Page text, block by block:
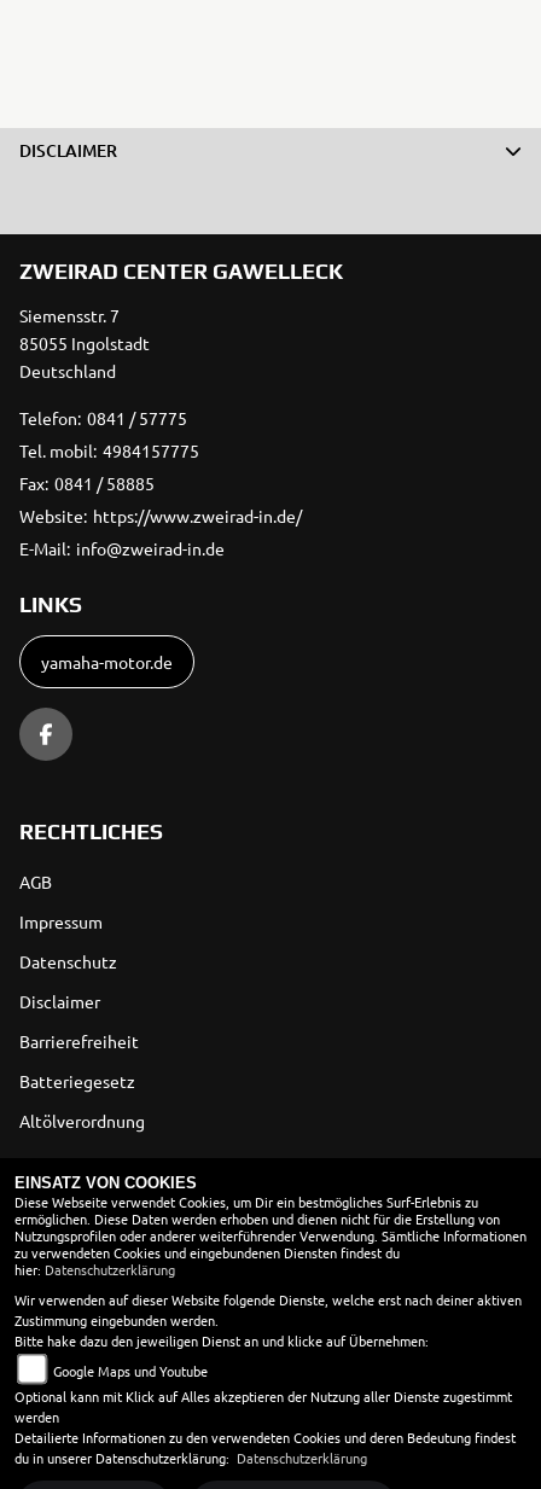
DISCLAIMER
ZWEIRAD CENTER GAWELLECK
Siemensstr. 7
85055 Ingolstadt
Deutschland
Telefon: 0841 / 57775
Tel. mobil: 4984157775
Fax: 0841 / 58885
Website: https://www.zweirad-in.de/
E-Mail: info@zweirad-in.de
LINKS
yamaha-motor.de
RECHTLICHES
AGB
Impressum
Datenschutz
Disclaimer
Barrierefreiheit
Batteriegesetz
Altölverordnung
ÖFFNUNGSZEITEN
SOMMER
Montag:
09:00 - 12:00 und 13:00 - 18:00
Dienstag:
09:00 - 12:00 und 13:00 - 18:00
Mittwoch:
09:00 - 12:00 und 13:00 - 18:00
Donnerstag:
09:00 - 12:00 und 13:00 - 18:00
Freitag:
09:00 - 12:00 und 13:00 - 18:00
Samstag:
10:00 - 13:00
Sonntag:
geschlossen
EINSATZ VON COOKIES
Diese Webseite verwendet Cookies, um Dir ein bestmögliches Surf-Erlebnis zu
ermöglichen. Diese Daten werden erhoben und dienen nicht für die Erstellung von
Nutzungsprofilen oder anderer weiterführender Verwendung. Sämtliche Informationen
zu verwendeten Cookies und eingebundenen Diensten findest du
hier: Datenschutzerklärung
Wir verwenden auf dieser Website folgende Dienste, welche erst nach deiner aktiven
Zustimmung eingebunden werden.
Bitte hake dazu den jeweiligen Dienst an und klicke auf Übernehmen:
Google Maps und Youtube
Optional kann mit Klick auf Alles akzeptieren der Nutzung aller Dienste zugestimmt
werden
Detailierte Informationen zu den verwendeten Cookies und deren Bedeutung findest
du in unserer Datenschutzerklärung: Datenschutzerklärung